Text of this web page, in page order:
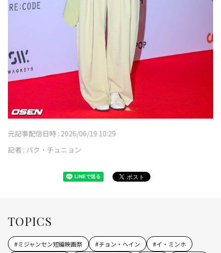
元記事配信日時 : 2026/06/19 10:29
記者 : パク・チュニョン
TOPICS
#ミジャンセン短編映画祭 #チョン・ヘイン #イ・ミンホ